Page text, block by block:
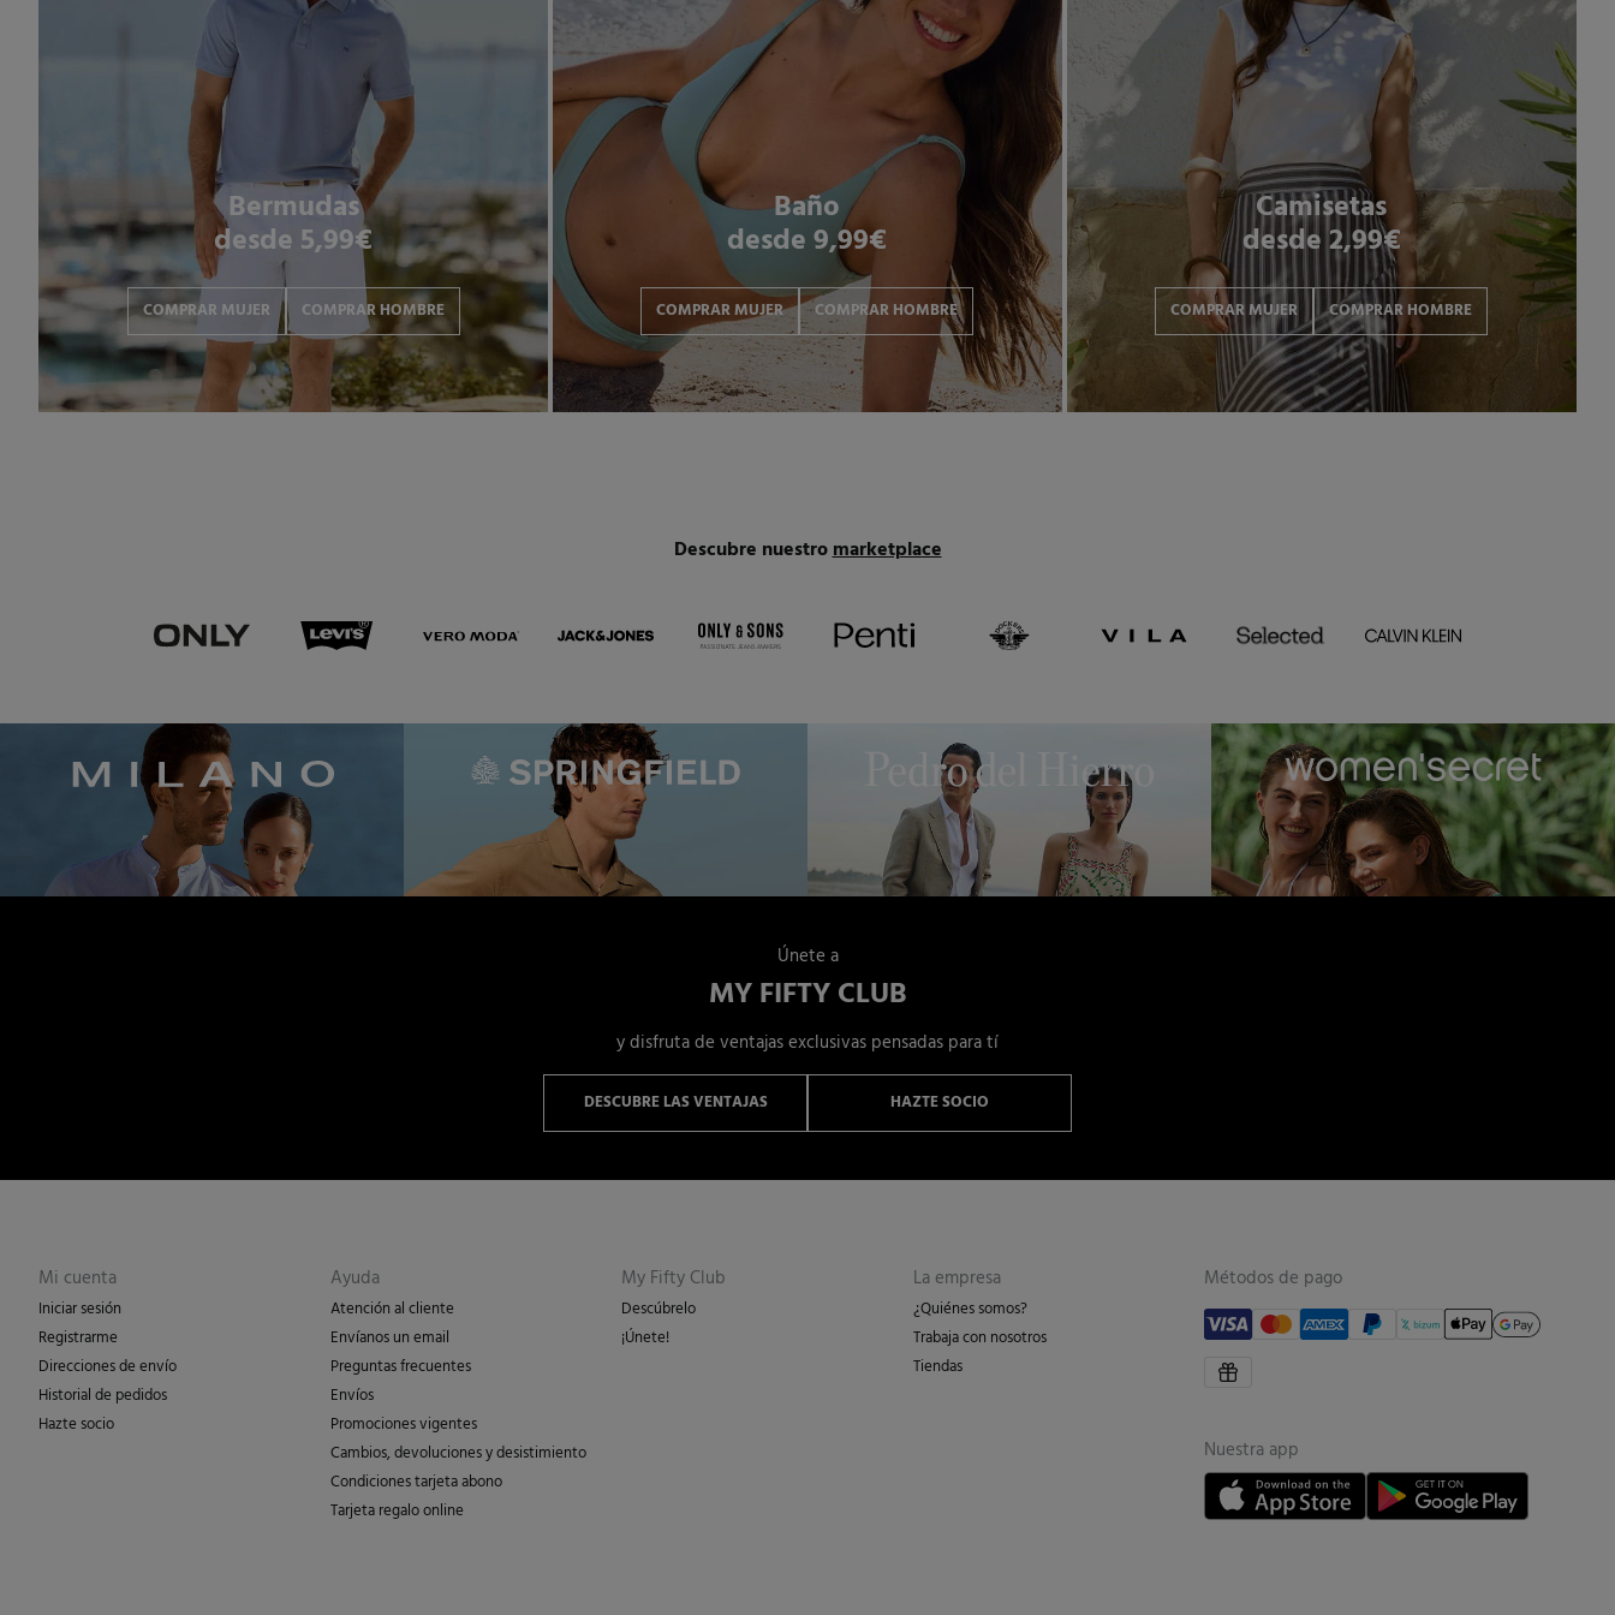
Bermudas
desde 5,99€
COMPRAR MUJER COMPRAR HOMBRE
Baño
desde 9,99€
COMPRAR MUJER COMPRAR HOMBRE
Camisetas
desde 2,99€
COMPRAR MUJER COMPRAR HOMBRE
Descubre nuestromarketplace
Únete a
MY FIFTY CLUB
y disfruta de ventajas exclusivas pensadas para tí
DESCUBRE LAS VENTAJAS HAZTE SOCIO
Mi cuenta
Iniciar sesión
Registrarme
Direcciones de envío
Historial de pedidos
Hazte socio
Ayuda
Atención al cliente
Envíanos un email
Preguntas frecuentes
Envíos
Promociones vigentes
Cambios, devoluciones y desistimiento
Condiciones tarjeta abono
Tarjeta regalo online
My Fifty Club
Descúbrelo
¡Únete!
La empresa
¿Quiénes somos?
Trabaja con nosotros
Tiendas
Métodos de pago
Nuestra app